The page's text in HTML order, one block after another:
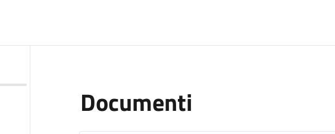
Documenti